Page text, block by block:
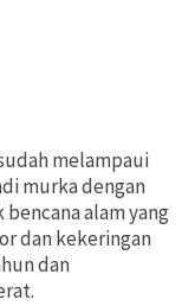
melampaui
murka dengan
alam yang
dan kekeringan
dan